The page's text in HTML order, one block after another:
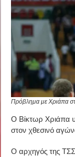
Πρόβλημα με Χριάπα
Ο Βίκτωρ Χριάπα
στον χθεσινό
Ο αρχηγός της